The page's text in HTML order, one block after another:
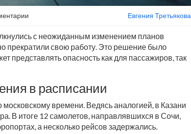
Евгения Третьякова
с неожиданным изменением планов
прекратили свою работу. Это решение было
представлять опасность как для пассажиров, так
в расписании
времени. Ведясь аналогией, в Казани
В итоге 12 самолетов, направлявшихся в Сочи,
а несколько рейсов задержались.